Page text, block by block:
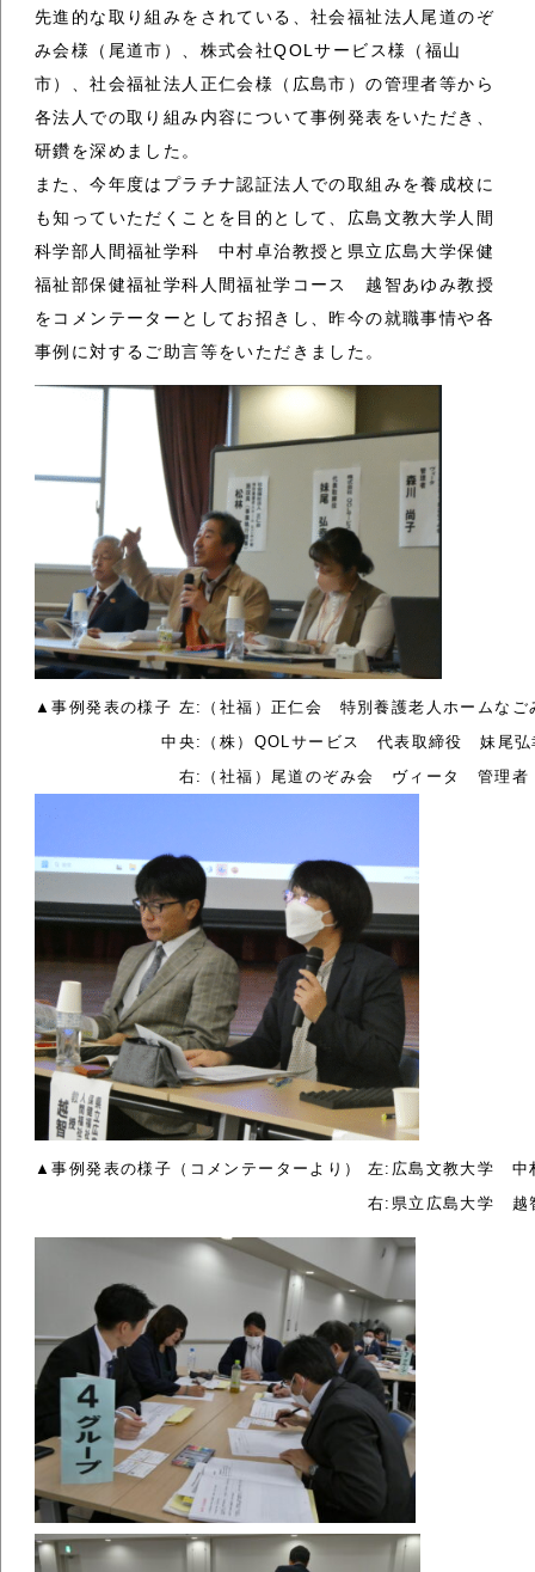
先進的な取り組みをされている、社会福祉法人尾道のぞ
み会様（尾道市）、株式会社QOLサービス様（福山
市）、社会福祉法人正仁会様（広島市）の管理者等から
各法人での取り組み内容について事例発表をいただき、
研鑽を深めました。
また、今年度はプラチナ認証法人での取組みを養成校に
も知っていただくことを目的として、広島文教大学人間
科学部人間福祉学科 中村卓治教授と県立広島大学保健
福祉部保健福祉学科人間福祉学コース 越智あゆみ教授
をコメンテーターとしてお招きし、昨今の就職事情や各
事例に対するご助言等をいただきました。
▲事例発表の様子 左:（社福）正仁会　特別養護老人ホームなご
中央:（株）QOLサービス　代表取締役　妹尾弘
右:（社福）尾道のぞみ会 ヴィータ 管理者
▲事例発表の様子（コメンテーターより） 左:広島文教大学　中
右:県立広島大学　越智あゆ